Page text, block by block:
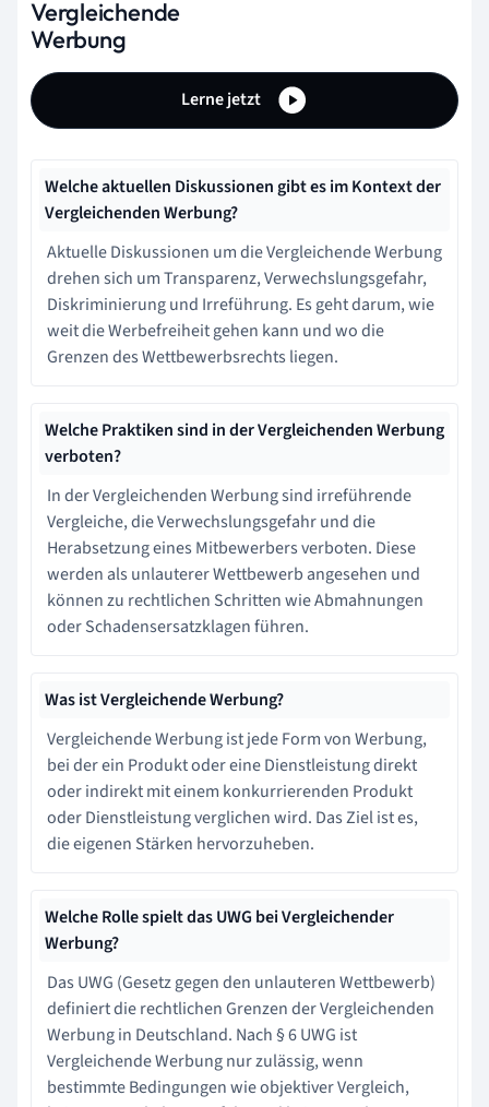
Vergleichende
Werbung
Lerne jetzt
Welche aktuellen Diskussionen gibt es im Kontext der
Vergleichenden Werbung?
Aktuelle Diskussionen um die Vergleichende Werbung
drehen sich um Transparenz, Verwechslungsgefahr,
Diskriminierung und Irreführung. Es geht darum, wie
weit die Werbefreiheit gehen kann und wo die
Grenzen des Wettbewerbsrechts liegen.
Welche Praktiken sind in der Vergleichenden Werbung
verboten?
In der Vergleichenden Werbung sind irreführende
Vergleiche, die Verwechslungsgefahr und die
Herabsetzung eines Mitbewerbers verboten. Diese
werden als unlauterer Wettbewerb angesehen und
können zu rechtlichen Schritten wie Abmahnungen
oder Schadensersatzklagen führen.
Was ist Vergleichende Werbung?
Vergleichende Werbung ist jede Form von Werbung,
bei der ein Produkt oder eine Dienstleistung direkt
oder indirekt mit einem konkurrierenden Produkt
oder Dienstleistung verglichen wird. Das Ziel ist es,
die eigenen Stärken hervorzuheben.
Welche Rolle spielt das UWG bei Vergleichender
Werbung?
Das UWG (Gesetz gegen den unlauteren Wettbewerb)
definiert die rechtlichen Grenzen der Vergleichenden
Werbung in Deutschland. Nach § 6 UWG ist
Vergleichende Werbung nur zulässig, wenn
bestimmte Bedingungen wie objektiver Vergleich,